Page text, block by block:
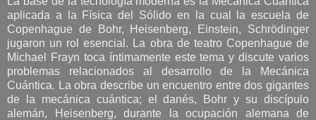
aplicada a la Física del Sólido en la cual la escuela de
Copenhague de Bohr, Heisenberg, Einstein, Schrödinger
jugaron un rol esencial. La obra de teatro Copenhague de
Michael Frayn toca íntimamente este tema y discute varios
problemas relacionados al desarrollo de la Mecánica
Cuántica. La obra describe un encuentro entre dos gigantes
de la mecánica cuántica; el danés, Bohr y su discípulo
alemán, Heisenberg, durante la ocupación alemana de